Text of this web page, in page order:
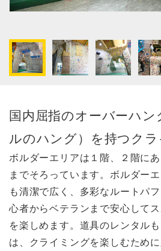
国内屈指のオーバーハン
ルのハング）を持つク
ボルダーエリアは１階、２階に
までそろっています。ボルダー
も清潔で広く、多彩なルートパ
心者からベテランまで安心して
を楽しめます。道具のレンタル
は、クライミングを楽しむため